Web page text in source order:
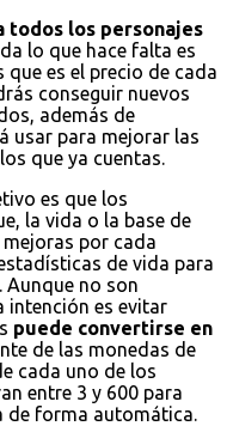
todos los personajes
lo que hace falta es
es el precio de cada
conseguir nuevos
además de
usar para mejorar las
que ya cuentas.
es que los
la vida o la base de
por cada
de vida para
Aunque no son
intención es evitar
puede convertirse en
de las monedas de
cada uno de los
entre 3 y 600 para
de forma automática.